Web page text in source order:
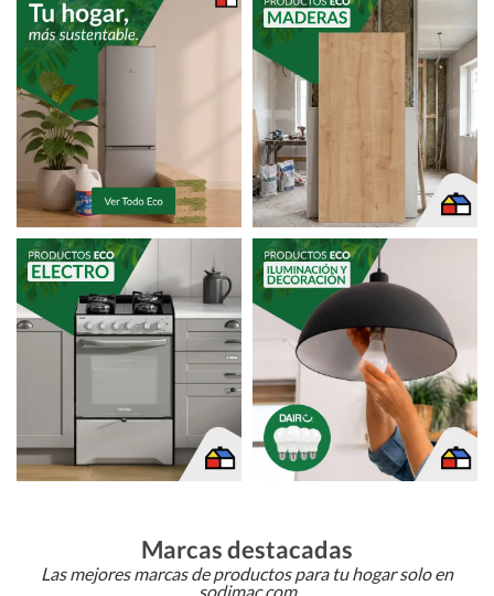
Marcas destacadas
Las mejores marcas de productos para tu hogar solo en
sodimac.com